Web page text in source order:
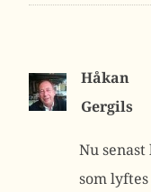
Håkan
Gergils
Nu
som